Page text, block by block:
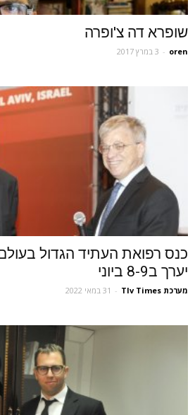
שופרא דה צ'ופרה
oren
- 3 במרץ 2017
יערך ב8-9 ביוני
מערכת Tlv Times - 31 במאי 2022